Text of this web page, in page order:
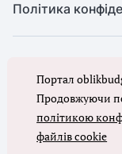
Політика
Повне або часткове
цитування,
письмового дозволу
Ми в соцмережах
Портал
Продовжуючи
політикою
файлів cookie